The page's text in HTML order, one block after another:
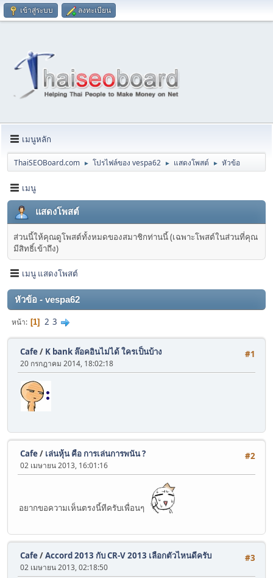
เข้าสู่ระบบ ลงทะเบียน
เมนูหลัก
ThaiSEOBoard.com ► โปรไฟล์ของ vespa62 ► แสดงโพสต์ ► หัวข้อ
เมนู
แสดงโพสต์
ส่วนนี้ให้คุณดูโพสต์ทั้งหมดของสมาชิกท่านนี้ (เฉพาะโพสต์ในส่วนที่คุณ
มีสิทธิ์เข้าถึง)
เมนู แสดงโพสต์
หัวข้อ - vespa62
หน้า 1 2 3
#1
Cafe/ K bank ล๊อคอินไม่ได้ ใครเป็นบ้าง
20 กรกฎาคม 2014, 18:02:18
#2
Cafe/ เล่นหุ้น คือ การเล่นการพนัน ?
02 เมษายน 2013, 16:01:16
อยากขอความเห็นตรงนี้ทีครับเพื่อนๆ
#3
Cafe/Accord 2013 กับ CR-V 2013 เลือกตัวไหนดีครับ
02 เมษายน 2013, 02:18:50